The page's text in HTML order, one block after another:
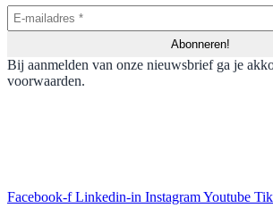
Bij aanmelden van onze nieuwsbrief ga je
voorwaarden.
Facebook-f Linkedin-in InstagramYoutube